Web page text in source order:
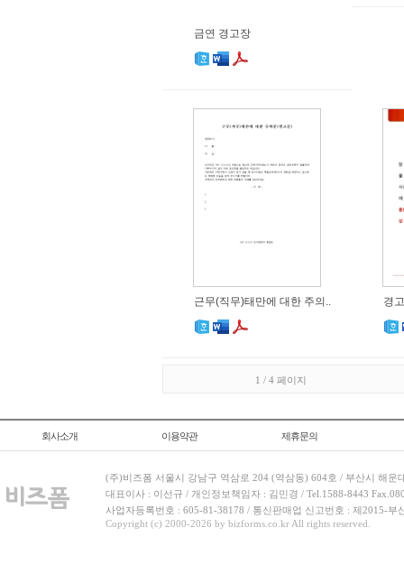
금연 경고장
근무(직무)태만에 대한 주의.. 경
1 / 4 페이지
회사소개 이용약관 제휴문의
(주)비즈폼 서울시 강남구 역삼로 204 (역삼동) 604호 / 부산시 해운
대표이사 : 이선규 / 개인정보책임자 : 김민경 / Tel.1588-8443
사업자등록번호 : 605-81-38178 / 통신판매업 신고번호 : 제2015-부
Copyright (c) 2000-2026 by bizforms.co.kr All rights reserved.